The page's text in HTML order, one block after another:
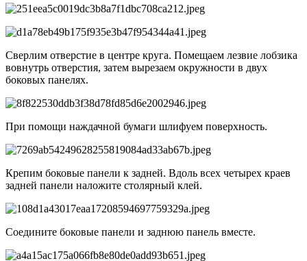
Сверлим отверстие в центре круга. Помещаем лезвие лобзика
вовнутрь отверстия, затем вырезаем окружности в двух
боковых панелях.
При помощи наждачной бумаги шлифуем поверхность.
Крепим боковые панели к задней. Вдоль всех четырех краев
задней панели наложите столярный клей.
Соедините боковые панели и заднюю панель вместе.